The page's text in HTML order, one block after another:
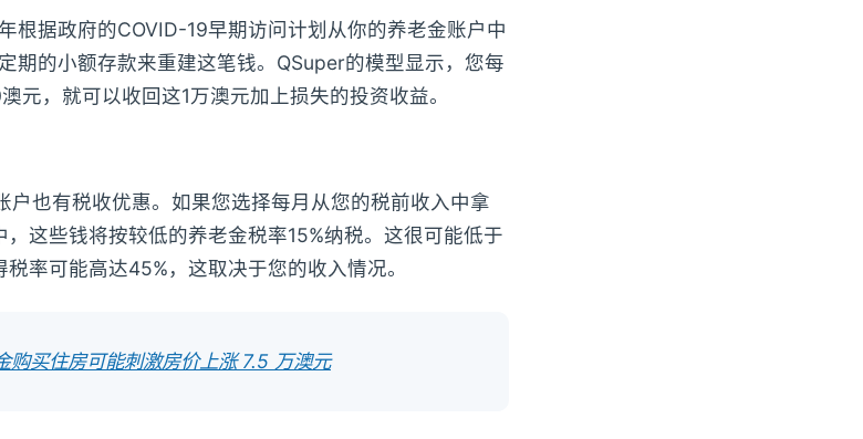
根据政府的COVID-19早期访问计划从你的养老金账户中
期的小额存款来重建这笔钱。QSuper的模型显示，您每
元，就可以收回这1万澳元加上损失的投资收益。
户也有税收优惠。如果您选择每月从您的税前收入中拿
这些钱将按较低的养老金税率15%纳税。这很可能低于
率可能高达45%，这取决于您的收入情况。
购买住房可能刺激房价上涨 7.5 万澳元